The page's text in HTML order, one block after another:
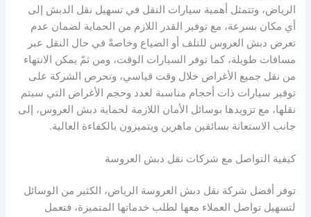
الرياض، وتتمثل أهمية سيارات النقل في تسهيل نقل الدبش إلى
أي مكان بسرعة، مع توفير القدر اللازم من الحماية لضمان عدم
تعرض دبش العروس للتلف أو الضياع وخاصةً في حال النقل عبر
مسافات طويلة، كما توفر السيارات الوقت، ومن ثمّ يمكن الانتهاء
من نقل جميع الأغراض خلال وقت قياسي، وتحرص الشركة على
توفير سيارات ذات أحجام مناسبة لعدد وحجم الأغراض التي سيتم
نقلها، مع تزويدها بوسائل الأمان اللازمة لحماية دبش العروس، إلى
جانب الاستعانة بسائقين ماهرين ويتميزون بالكفاءة العالية.
كيفية التواصل مع شركات نقل دبش العروسة
توفر أفضل شركة نقل دبش العروسة الرياض، الكثير من الوسائل
لتسهيل تواصل العملاء معها لطلب خدماتها المتميزة، فتعمل